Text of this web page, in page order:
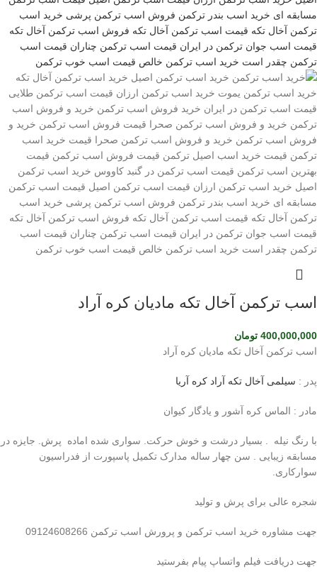
اسب ترکمن آخال تکه مادیان کره آراد
400,000,000 تومان
اسب ترکمن آخال تکه مادیان کره آراد
پدر : سیلمی آخال تکه آراد کره آریا
مادر : الماس کره آشور و یادگار کیوان
با رنگ نیله . بسیار درشت و خوش حرکت. سواری شده اماده پرش. جایزه در
مسابقه زیبایی . سن چهار ساله مدارک تکمیل پاسپورت از فدراسیون
سوارکاری.
شجره عالی برای پرش و تولید
جهت مشاوره خرید اسب ترکمن و پرورش اسب ترکمن 09124608266
جهت دریافت فیلم واتساپ پیام بفرستید